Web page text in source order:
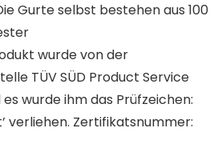
Gurte selbst bestehen aus 100
wurde von der
TÜV SÜD Product Service
wurde ihm das Prüfzeichen:
verliehen. Zertifikatsnummer: